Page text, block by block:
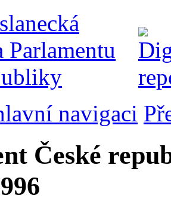
navigaci
České